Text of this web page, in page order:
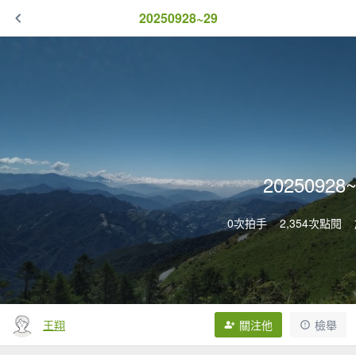
20250928~29
0次拍手 2,354次點閱
王翔 關注他 檢舉